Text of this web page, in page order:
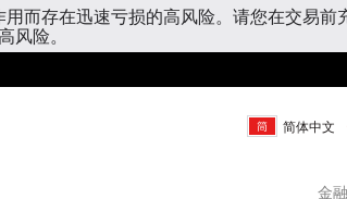
而存在迅速亏损的高风险。请您在交易前
风险。
简体中文
金